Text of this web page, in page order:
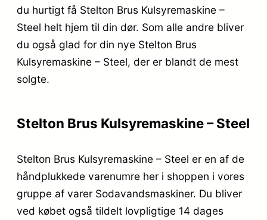
du hurtigt få Stelton Brus Kulsyremaskine –
Steel helt hjem til din dør. Som alle andre bliver
du også glad for din nye Stelton Brus
Kulsyremaskine – Steel, der er blandt de mest
solgte.
Stelton Brus Kulsyremaskine – Steel
Stelton Brus Kulsyremaskine – Steel er en af de
håndplukkede varenumre her i shoppen i vores
gruppe af varer Sodavandsmaskiner. Du bliver
ved købet også tildelt lovpligtige 14 dages